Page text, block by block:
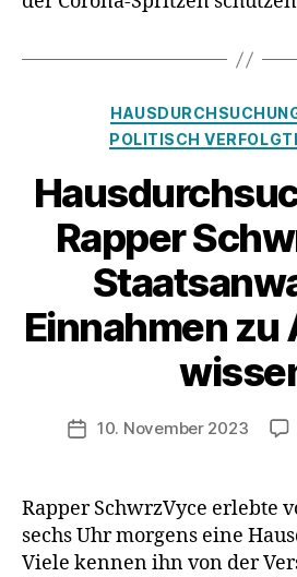
POLITISCH
Rapper
Einnahmen zu
Veröffentlichungsdatum
10. November 2023
Rapper SchwrzVyce erlebte
sechs Uhr morgens eine
Viele kennen ihn von der